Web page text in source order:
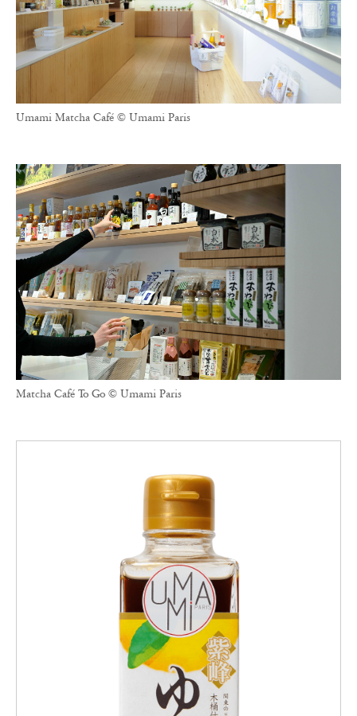
Umami Matcha Café © Umami Paris
Matcha Café To Go © Umami Paris